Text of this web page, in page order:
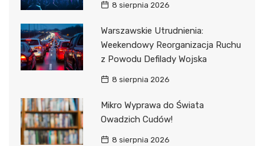
8 sierpnia 2026
Warszawskie Utrudnienia:
Weekendowy Reorganizacja Ruchu
z Powodu Defilady Wojska
8 sierpnia 2026
Mikro Wyprawa do Świata
Owadzich Cudów!
8 sierpnia 2026